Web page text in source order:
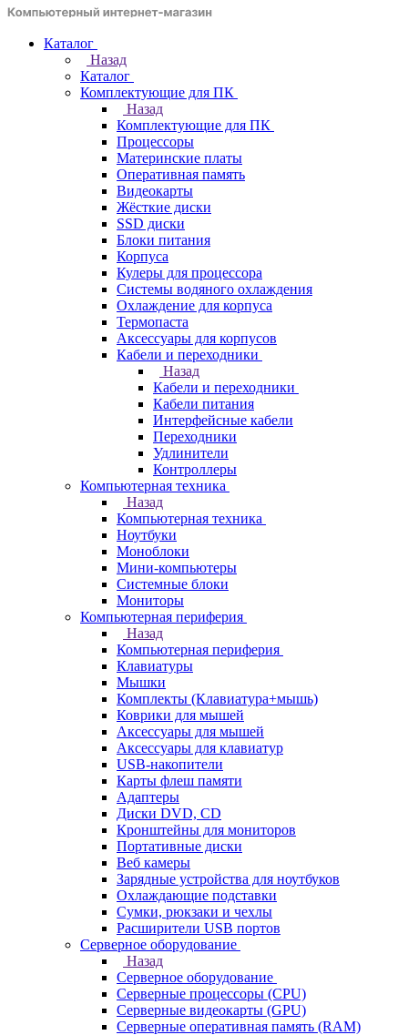
Каталог
Назад
Каталог
Комплектующие для ПК
Назад
Комплектующие для ПК
Процессоры
Материнские платы
Оперативная память
Видеокарты
Жёсткие диски
SSD диски
Блоки питания
Корпуса
Кулеры для процессора
Системы водяного охлаждения
Охлаждение для корпуса
Термопаста
Аксессуары для корпусов
Кабели и переходники
Назад
Кабели и переходники
Кабели питания
Интерфейсные кабели
Переходники
Удлинители
Контроллеры
Компьютерная техника
Назад
Компьютерная техника
Ноутбуки
Моноблоки
Мини-компьютеры
Системные блоки
Мониторы
Компьютерная периферия
Назад
Компьютерная периферия
Клавиатуры
Мышки
Комплекты (Клавиатура+мышь)
Коврики для мышей
Аксессуары для мышей
Аксессуары для клавиатур
USB-накопители
Карты флеш памяти
Адаптеры
Диски DVD, CD
Кронштейны для мониторов
Портативные диски
Веб камеры
Зарядные устройства для ноутбуков
Охлаждающие подставки
Сумки, рюкзаки и чехлы
Расширители USB портов
Серверное оборудование
Назад
Серверное оборудование
Серверные процессоры (CPU)
Серверные видеокарты (GPU)
Серверные оперативная память (RAM)